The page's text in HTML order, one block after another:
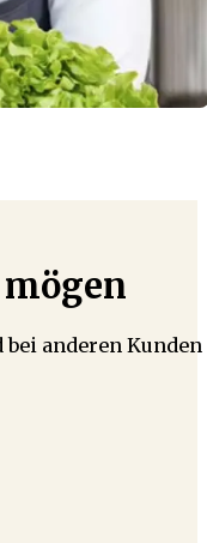
anderen Kunden